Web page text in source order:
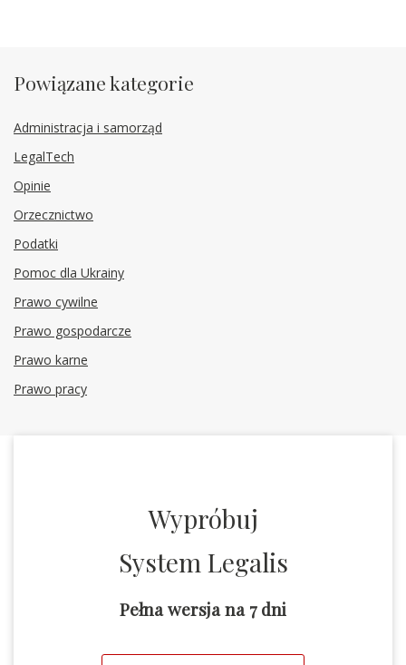
Powiązane kategorie
Administracja i samorząd
LegalTech
Opinie
Orzecznictwo
Podatki
Pomoc dla Ukrainy
Prawo cywilne
Prawo gospodarcze
Prawo karne
Prawo pracy
Wypróbuj
System Legalis
Pełna wersja na 7 dni